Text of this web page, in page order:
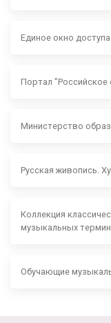
Единое окно
Портал "Российское
Министерство
Русская живопись.
Коллекция
музыкальных
Обучающие